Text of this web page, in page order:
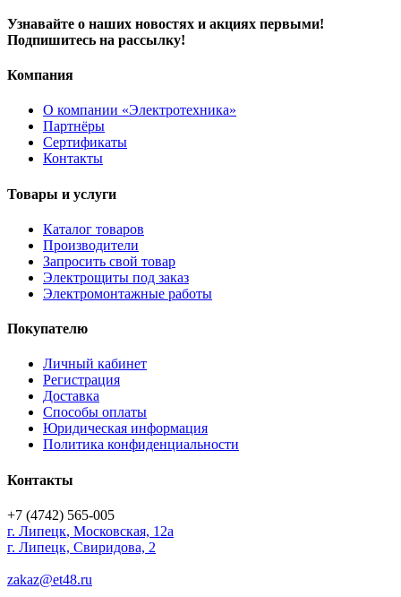
Узнавайте о наших новостях и акциях первыми!
Подпишитесь на рассылку!
Компания
О компании «Электротехника»
Партнёры
Сертификаты
Контакты
Товары и услуги
Каталог товаров
Производители
Запросить свой товар
Электрощиты под заказ
Электромонтажные работы
Покупателю
Личный кабинет
Регистрация
Доставка
Способы оплаты
Юридическая информация
Политика конфиденциальности
Контакты
+7 (4742) 565-005
г. Липецк, Московская, 12а
г. Липецк, Свиридова, 2
zakaz@et48.ru